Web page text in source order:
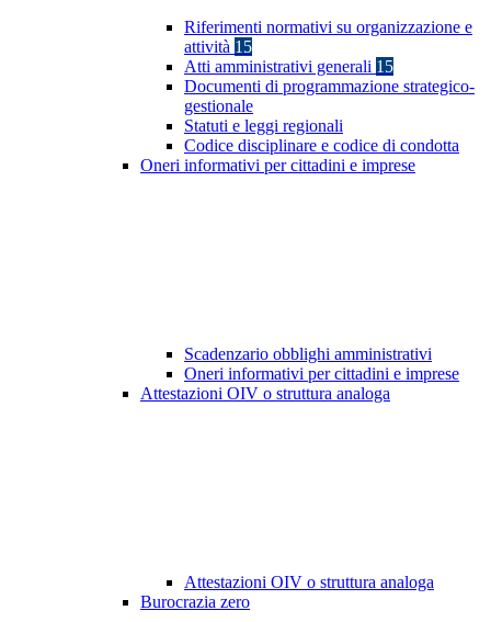
Riferimenti normativi su organizzazione e
attività 15
Atti amministrativi generali 15
Documenti di programmazione strategico-
gestionale
Statuti e leggi regionali
Codice disciplinare e codice di condotta
Oneri informativi per cittadini e imprese
Scadenzario obblighi amministrativi
Oneri informativi per cittadini e imprese
Attestazioni OIV o struttura analoga
Attestazioni OIV o struttura analoga
Burocrazia zero